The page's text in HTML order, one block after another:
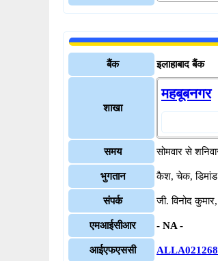
बैंक इलाहाबाद बैंक
शाखा
महबूबनगर
समय सोमवार से
भुगतान कैश, चेक,
संपर्क जी. विनोद
एमआईसीआर - NA -
आईएफएससी